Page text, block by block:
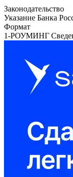
Законодательство
Указание Банка
Формат
1-РОУМИНГ